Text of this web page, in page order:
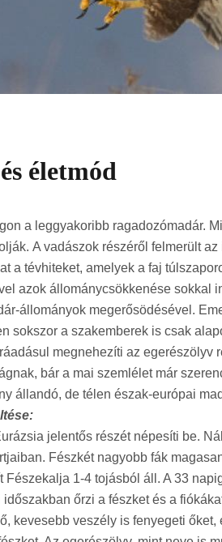
életmód
a leggyakoribb ragadozómadár.
A vadászok részéről felmerült
a tévhiteket, amelyek a faj
azok állománycsökkenése sokkal
állományok megerősödésével.
sokszor a szakemberek is csak
megnehezíti az
bár a mai szemlélet már
állandó, de télen észak-európai
jelentős részét népesíti be.
Fészkét nagyobb fák
Fészekalja 1-4 tojásból áll. A 33
időszakban őrzi a fészket és a
kevesebb veszély is fenyegeti